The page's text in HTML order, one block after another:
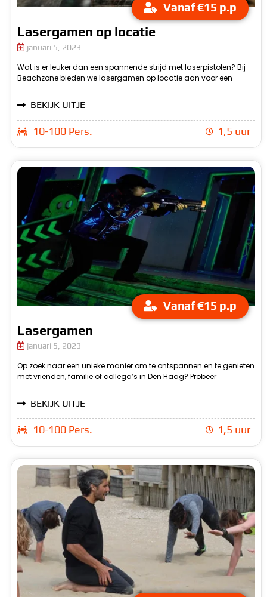
Vanaf €15 p.p
Lasergamen op locatie
januari 5, 2023
Wat is er leuker dan een spannende strijd met laserpistolen? Bij
Beachzone bieden we lasergamen op locatie aan voor een
BEKIJK UITJE
10-100 Pers. 1,5 uur
Vanaf €15 p.p
Lasergamen
januari 5, 2023
Op zoek naar een unieke manier om te ontspannen en te genieten
met vrienden, familie of collega’s in Den Haag? Probeer
lasergamen bij Beachzone! Onze professioneel uitgeruste
lasergame-arenas bieden een realistische setting voor een
BEKIJK UITJE
10-100 Pers. 1,5 uur